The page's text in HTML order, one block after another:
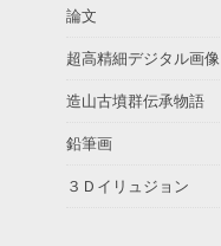
論文
超高精細デジタル画像
造山古墳群伝承物語
鉛筆画
３Ｄイリュジョン